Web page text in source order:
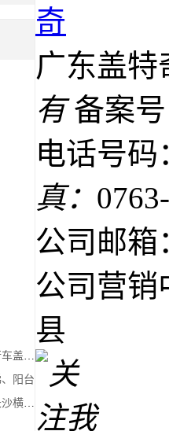
变电站、配网行人、行车盖板及支架
阳台
国内冀港铁路桥梁及长沙横四路行车桥
广东盖
有备案
电话号
真：
公司邮箱
公司营销
县